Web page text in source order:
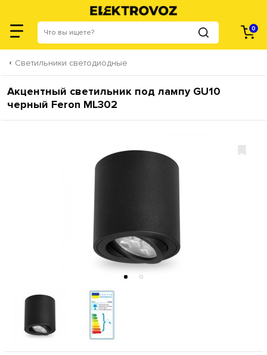
0
Светильники светодиодные
Акцентный светильник под лампу GU10
черный Feron ML302